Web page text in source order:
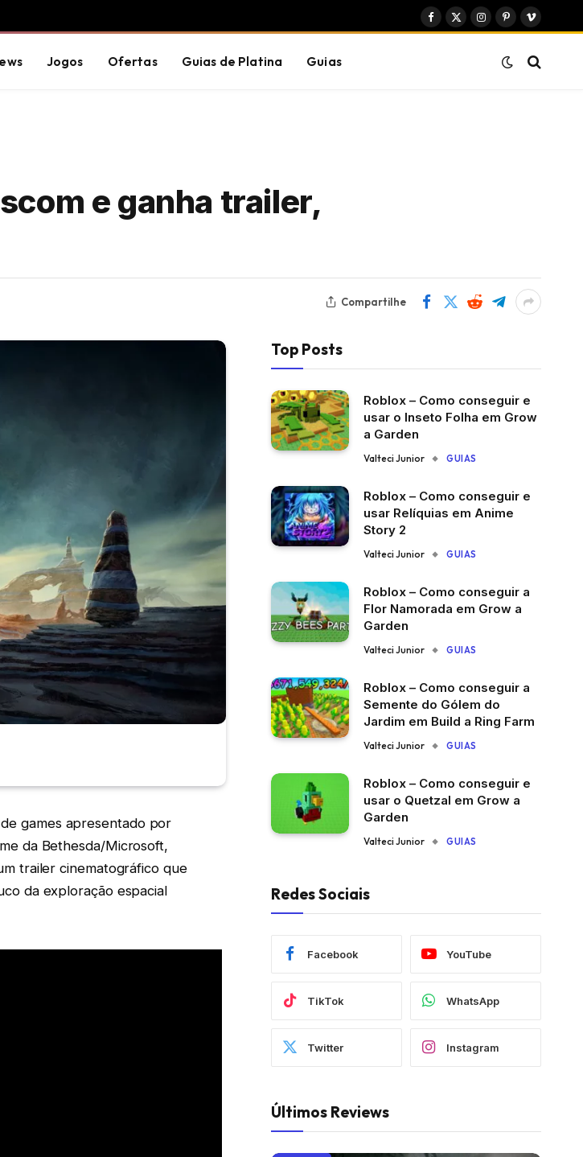
Facebook
X
Instagram
PinterestVimeo
Jogos Ofertas Guias de Platina Guias
e ganha trailer,
Compartilhe
games apresentado por
da Bethesda/Microsoft,
trailer cinematográfico que
da exploração espacial
Top Posts
Roblox – Como conseguir e
usar o Inseto Folha em Grow
a Garden
Valteci Junior GUIAS
Roblox – Como conseguir e
usar Relíquias em Anime
Story 2
Valteci Junior GUIAS
Roblox – Como conseguir a
Flor Namorada em Grow a
Garden
Valteci Junior GUIAS
Roblox – Como conseguir a
Semente do Gólem do
Jardim em Build a Ring Farm
Valteci Junior GUIAS
Roblox – Como conseguir e
usar o Quetzal em Grow a
Garden
Valteci Junior GUIAS
Redes Sociais
Facebook YouTube
TikTok WhatsApp
Twitter Instagram
Últimos Reviews